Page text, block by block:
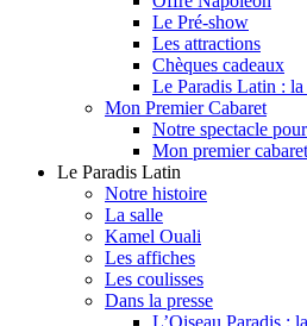
Le Pré-show
Les attractions
Chèques cadeaux
Le Paradis Latin : la
Mon Premier Cabaret
Notre spectacle
Mon premier
Le Paradis Latin
Notre histoire
La salle
Kamel Ouali
Les affiches
Les coulisses
Dans la presse
L’Oiseau Paradis :